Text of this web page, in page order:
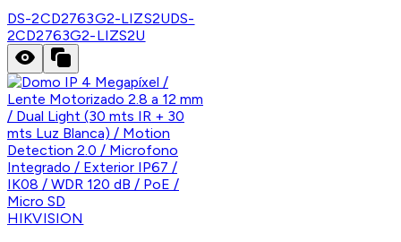
DS-2CD2763G2-LIZS2UDS-
2CD2763G2-LIZS2U
HIKVISION